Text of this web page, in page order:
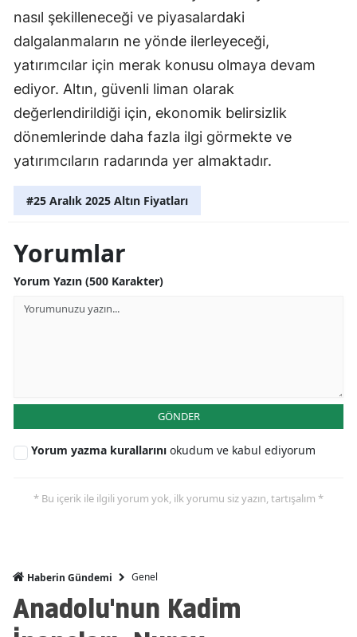
nasıl şekilleneceği ve piyasalardaki
dalgalanmaların ne yönde ilerleyeceği,
yatırımcılar için merak konusu olmaya devam
ediyor. Altın, güvenli liman olarak
değerlendirildiği için, ekonomik belirsizlik
dönemlerinde daha fazla ilgi görmekte ve
yatırımcıların radarında yer almaktadır.
#25 Aralık 2025 Altın Fiyatları
Yorumlar
Yorum Yazın (500 Karakter)
GÖNDER
Yorum yazma kurallarını okudum ve kabul ediyorum
* Bu içerik ile ilgili yorum yok, ilk yorumu siz yazın, tartışalım *
Haberin Gündemi Genel
Anadolu'nun Kadim